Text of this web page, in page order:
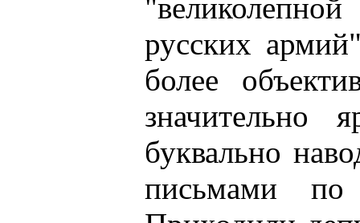
русских
более
значительно
буквально
письмами